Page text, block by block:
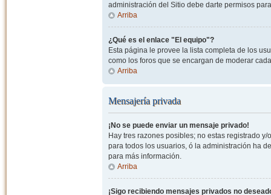
administración del Sitio debe darte permisos
Arriba
¿Qué es el enlace "El equipo"?
Esta página le provee la lista completa de los
como los foros que se encargan de moderar
Arriba
Mensajería privada
¡No se puede enviar un mensaje privado!
Hay tres razones posibles; no estas registrado
para todos los usuarios, ó la administración ha
para más información.
Arriba
¡Sigo recibiendo mensajes privados no